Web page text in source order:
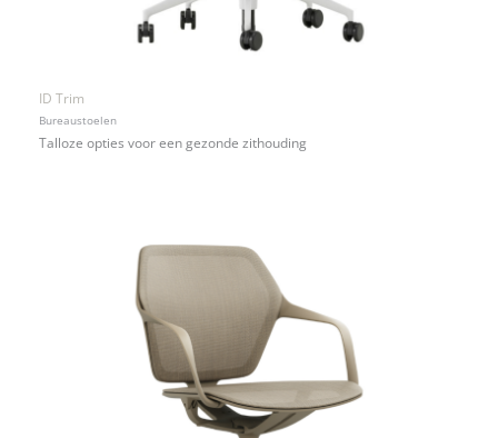
ID Trim
Bureaustoelen
Talloze opties voor een gezonde zithouding